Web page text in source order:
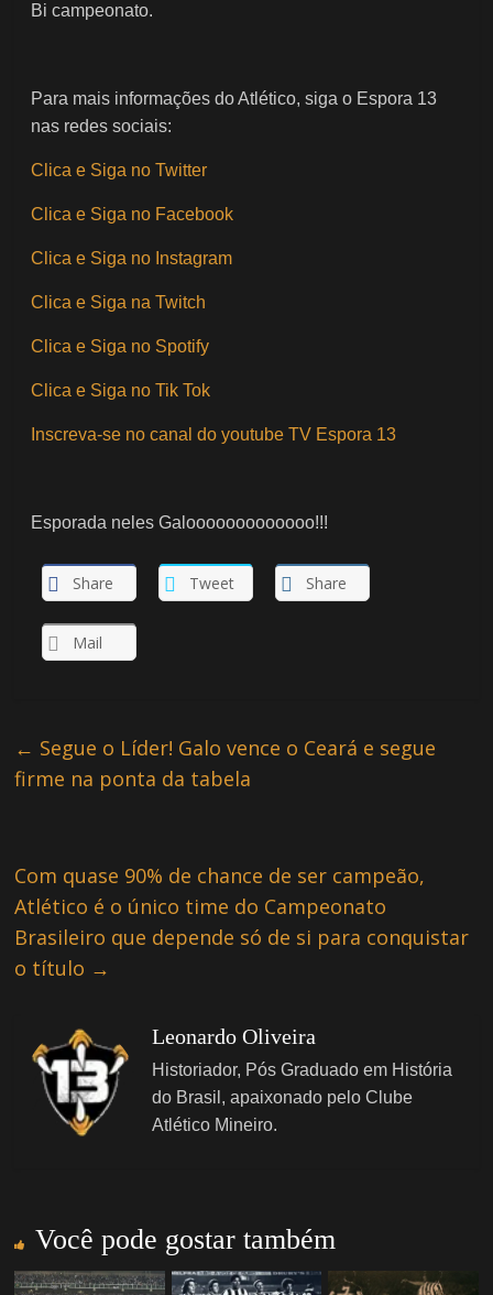
Bi campeonato.
Para mais informações do Atlético, siga o Espora 13
nas redes sociais:
Clica e Siga no Twitter
Clica e Siga no Facebook
Clica e Siga no Instagram
Clica e Siga na Twitch
Clica e Siga no Spotify
Clica e Siga no Tik Tok
Inscreva-se no canal do youtube TV Espora 13
Esporada neles Galooooooooooooo!!!
Share Tweet Share
Mail
← Segue o Líder! Galo vence o Ceará e segue
firme na ponta da tabela
Com quase 90% de chance de ser campeão,
Atlético é o único time do Campeonato
Brasileiro que depende só de si para conquistar
o título →
Leonardo Oliveira
Historiador, Pós Graduado em História
do Brasil, apaixonado pelo Clube
Atlético Mineiro.
Você pode gostar também